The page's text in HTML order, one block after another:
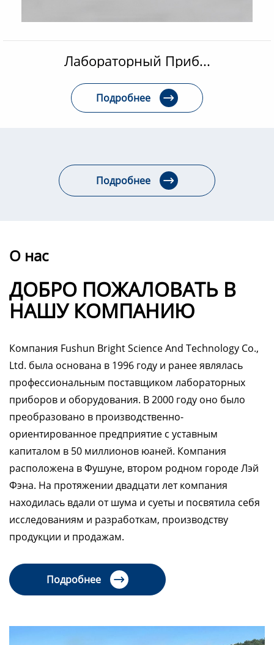
Лабораторный Приб...
Подробнее 
Подробнее 
О нас
ДОБРО ПОЖАЛОВАТЬ В
НАШУ КОМПАНИЮ
Компания Fushun Bright Science And Technology Co.,
Ltd. была основана в 1996 году и ранее являлась
профессиональным поставщиком лабораторных
приборов и оборудования. В 2000 году оно было
преобразовано в производственно-
ориентированное предприятие с уставным
капиталом в 50 миллионов юаней. Компания
расположена в Фушуне, втором родном городе Лэй
Фэна. На протяжении двадцати лет компания
находилась вдали от шума и суеты и посвятила себя
исследованиям и разработкам, производству
продукции и продажам.
Подробнее 